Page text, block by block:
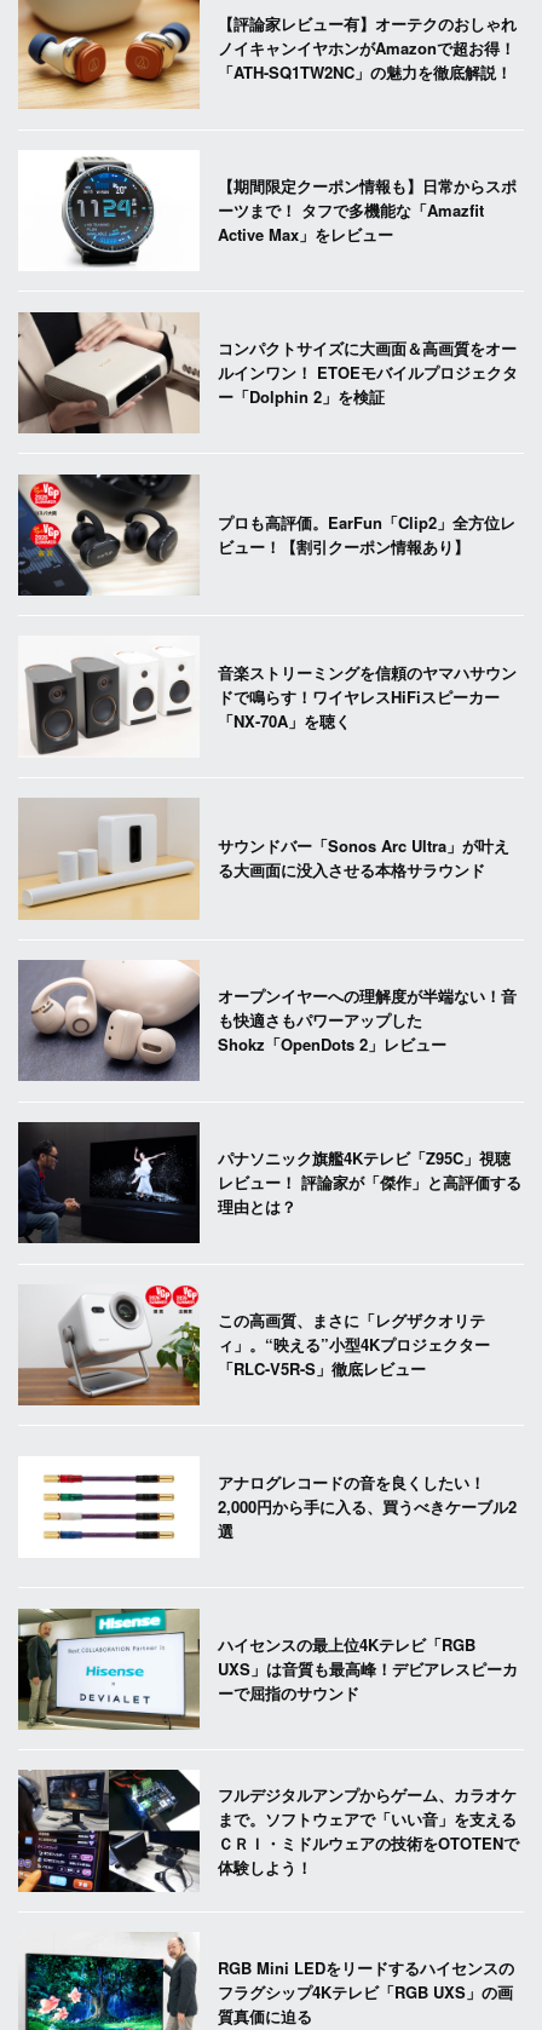
【評論家レビュー有】オーテクのおしゃれ
ノイキャンイヤホンがAmazonで超お得！
「ATH-SQ1TW2NC」の魅力を徹底解説！
【期間限定クーポン情報も】日常からスポ
ーツまで！ タフで多機能な「Amazfit
Active Max」をレビュー
コンパクトサイズに大画面＆高画質をオー
ルインワン！ ETOEモバイルプロジェクタ
ー「Dolphin 2」を検証
プロも高評価。EarFun「Clip2」全方位レ
ビュー！【割引クーポン情報あり】
音楽ストリーミングを信頼のヤマハサウン
ドで鳴らす！ワイヤレスHiFiスピーカー
「NX-70A」を聴く
サウンドバー「Sonos Arc Ultra」が叶え
る大画面に没入させる本格サラウンド
オープンイヤーへの理解度が半端ない！音
も快適さもパワーアップした
Shokz「OpenDots 2」レビュー
パナソニック旗艦4Kテレビ「Z95C」視聴
レビュー！ 評論家が「傑作」と高評価する
理由とは？
この高画質、まさに「レグザクオリテ
ィ」。“映える”小型4Kプロジェクター
「RLC-V5R-S」徹底レビュー
アナログレコードの音を良くしたい！
2,000円から手に入る、買うべきケーブル2
選
ハイセンスの最上位4Kテレビ「RGB
UXS」は音質も最高峰！デビアレスピーカ
ーで屈指のサウンド
フルデジタルアンプからゲーム、カラオケ
まで。ソフトウェアで「いい音」を支える
ＣＲＩ・ミドルウェアの技術をOTOTENで
体験しよう！
RGB Mini LEDをリードするハイセンスの
フラグシップ4Kテレビ「RGB UXS」の画
質真価に迫る